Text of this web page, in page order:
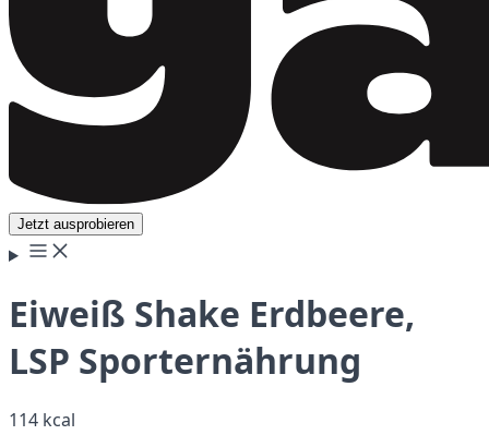
Jetzt ausprobieren
Eiweiß Shake Erdbeere,
LSP Sporternährung
114 kcal